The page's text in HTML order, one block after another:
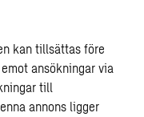
kan tillsättas före
ansökningar via
till
annons ligger